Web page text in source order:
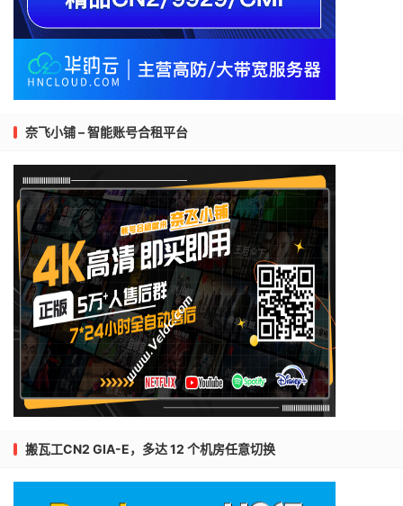
奈飞小铺 – 智能账号合租平台
搬瓦工CN2 GIA-E，多达 12 个机房任意切换